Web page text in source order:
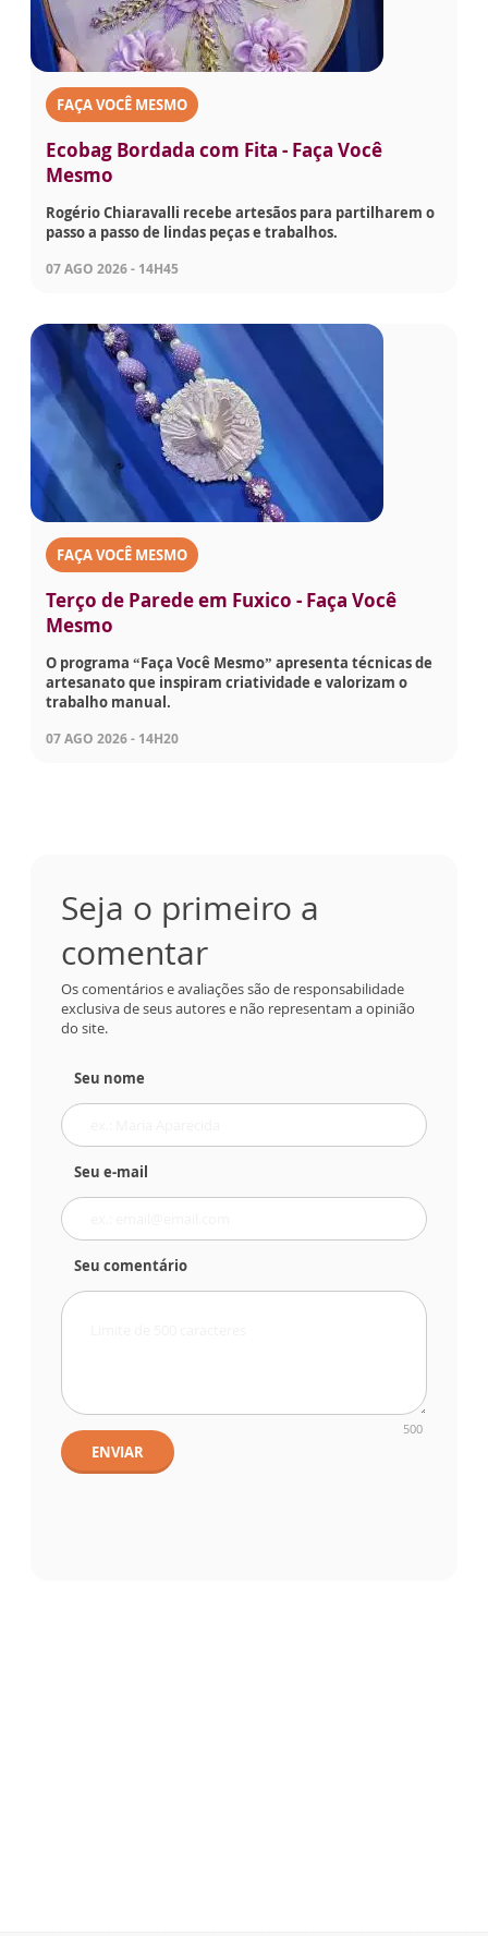
FAÇA VOCÊ MESMO
Ecobag Bordada com Fita - Faça Você
Mesmo
Rogério Chiaravalli recebe artesãos para partilharem o
passo a passo de lindas peças e trabalhos.
07 AGO 2026 - 14H45
FAÇA VOCÊ MESMO
Terço de Parede em Fuxico - Faça Você
Mesmo
O programa “Faça Você Mesmo” apresenta técnicas de
artesanato que inspiram criatividade e valorizam o
trabalho manual.
07 AGO 2026 - 14H20
Seja o primeiro a
comentar
Os comentários e avaliações são de responsabilidade
exclusiva de seus autores e não representam a opinião
do site.
Seu nome
Seu e-mail
Seu comentário
500
ENVIAR